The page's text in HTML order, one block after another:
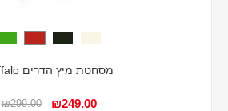
מסחטת מיץ הדרים Buffalo
₪249.00
₪299.00